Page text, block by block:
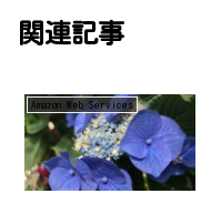
関連記事
Amazon Web Services